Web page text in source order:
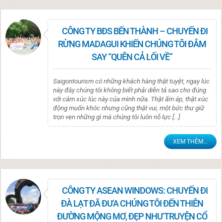
CÔNG TY BĐS BẾN THÀNH – CHUYẾN ĐI
RỪNG MADAGUI KHIẾN CHÚNG TÔI ĐẮM
SAY “QUÊN CẢ LỐI VỀ”
Saigontourism có những khách hàng thật tuyệt, ngay lúc
này đây chúng tôi không biết phải diễn tả sao cho đúng
với cảm xúc lúc này của mình nữa. Thật ấm áp, thật xúc
động muốn khóc nhưng cũng thật vui, một bức thư giữ
trọn vẹn những gì mà chúng tôi luôn nỗ lực […]
XEM THÊM...
CÔNG TY ASEAN WINDOWS: CHUYẾN ĐI
ĐÀ LẠT ĐÃ ĐƯA CHÚNG TÔI ĐẾN THIÊN
ĐƯỜNG MỘNG MƠ, ĐẸP NHƯ TRUYỆN CỔ